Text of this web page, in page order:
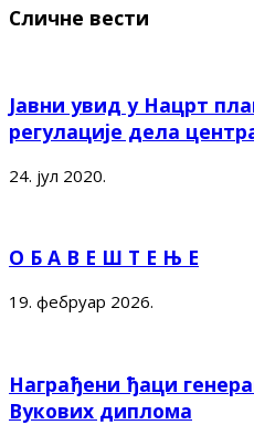
Сличне вести
Јавни увид у Нацрт
регулације дела
24. јул 2020.
О Б А В Е Ш Т Е Њ Е
19. фебруар 2026.
Награђени ђаци
Вукових диплома